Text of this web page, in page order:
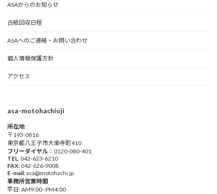
ASAからのお知らせ
古紙回収日程
ASAへのご連絡・お問い合わせ
個人情報保護方針
アクセス
asa-motohachioji
所在地
〒193-0816
東京都八王子市大楽寺町410
フリーダイヤル ：0120-080-401
TEL: 042-623-6210
FAX: 042-626-9008
E-mail: asa@motohachi.jp
事務所営業時間
平日: AM9:00–PM4:00